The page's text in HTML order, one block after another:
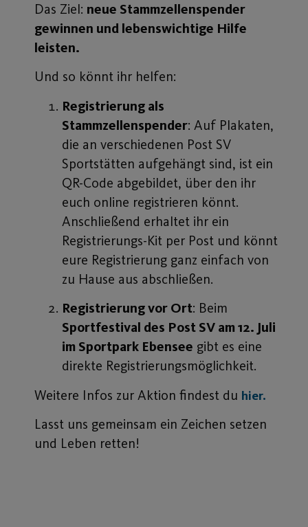
Das Ziel: neue Stammzellenspender
gewinnen und lebenswichtige Hilfe
leisten.
Und so könnt ihr helfen:
Registrierung als
Stammzellenspender: Auf Plakaten,
die an verschiedenen Post SV
Sportstätten aufgehängt sind, ist ein
QR-Code abgebildet, über den ihr
euch online registrieren könnt.
Anschließend erhaltet ihr ein
Registrierungs-Kit per Post und könnt
eure Registrierung ganz einfach von
zu Hause aus abschließen.
Registrierung vor Ort: Beim
Sportfestival des Post SV am 12. Juli
im Sportpark Ebensee gibt es eine
direkte Registrierungsmöglichkeit.
Weitere Infos zur Aktion findest du hier.
Lasst uns gemeinsam ein Zeichen setzen
und Leben retten!